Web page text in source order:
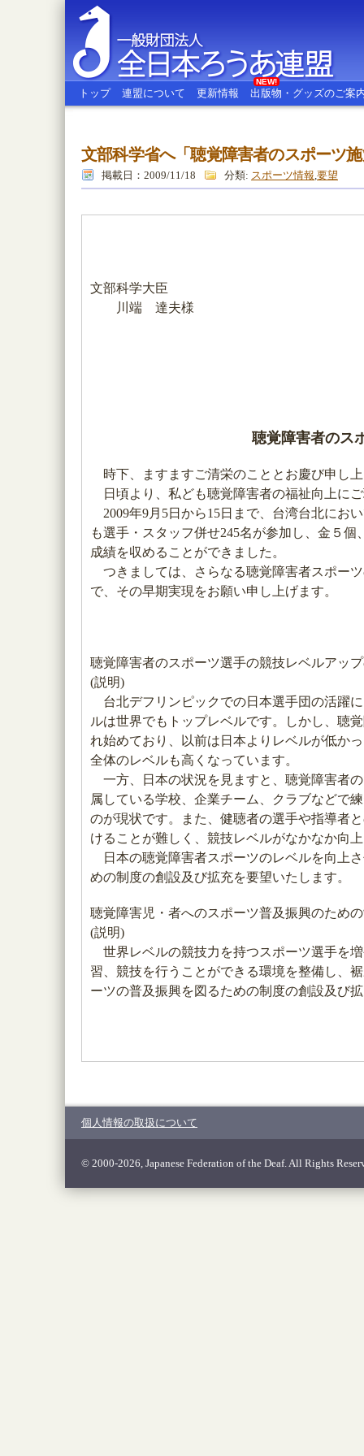
全日本ろうあ連盟
トップ 連盟について 更新情報 出版物・グッズのご案
NEW!
文部科学省へ「聴覚障害者のスポーツ
掲載日：2009/11/18 分類: スポーツ情報,要望
文部科学大臣
川端 達夫様
聴覚障害者のス
時下、ますますご清栄のこととお慶び申し
日頃より、私ども聴覚障害者の福祉向上に
2009年9月5日から15日まで、台湾台北にお
も選手・スタッフ併せ245名が参加し、金５
成績を収めることができました。
つきましては、さらなる聴覚障害者スポー
で、その早期実現をお願い申し上げます。
聴覚障害者のスポーツ選手の競技レベルアッ
(説明)
台北デフリンピックでの日本選手団の活躍
ルは世界でもトップレベルです。しかし、聴
れ始めており、以前は日本よりレベルが低か
全体のレベルも高くなっています。
一方、日本の状況を見ますと、聴覚障害者
属している学校、企業チーム、クラブなどで
のが現状です。また、健聴者の選手や指導者
けることが難しく、競技レベルがなかなか向
日本の聴覚障害者スポーツのレベルを向上
めの制度の創設及び拡充を要望いたします。
聴覚障害児・者へのスポーツ普及振興のため
(説明)
世界レベルの競技力を持つスポーツ選手を
習、競技を行うことができる環境を整備し、
ーツの普及振興を図るための制度の創設及び
個人情報の取扱について
© 2000-2026, Japanese Federation of the Deaf. All Rights